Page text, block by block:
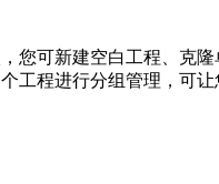
您可新建空白工程、克
工程进行分组管理，可